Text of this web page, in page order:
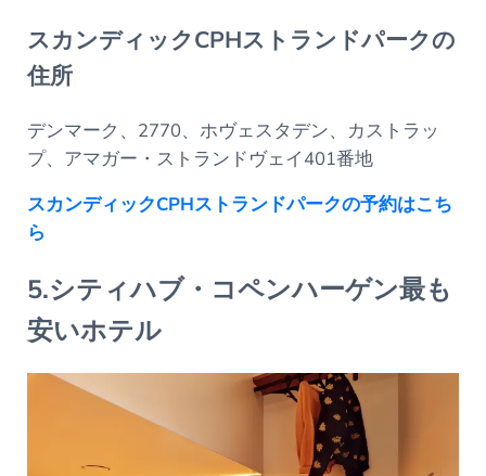
スカンディックCPHストランドパークの
住所
デンマーク、2770、ホヴェスタデン、カストラッ
プ、アマガー・ストランドヴェイ401番地
スカンディックCPHストランドパークの予約はこち
ら
5.シティハブ・コペンハーゲン最も
安いホテル